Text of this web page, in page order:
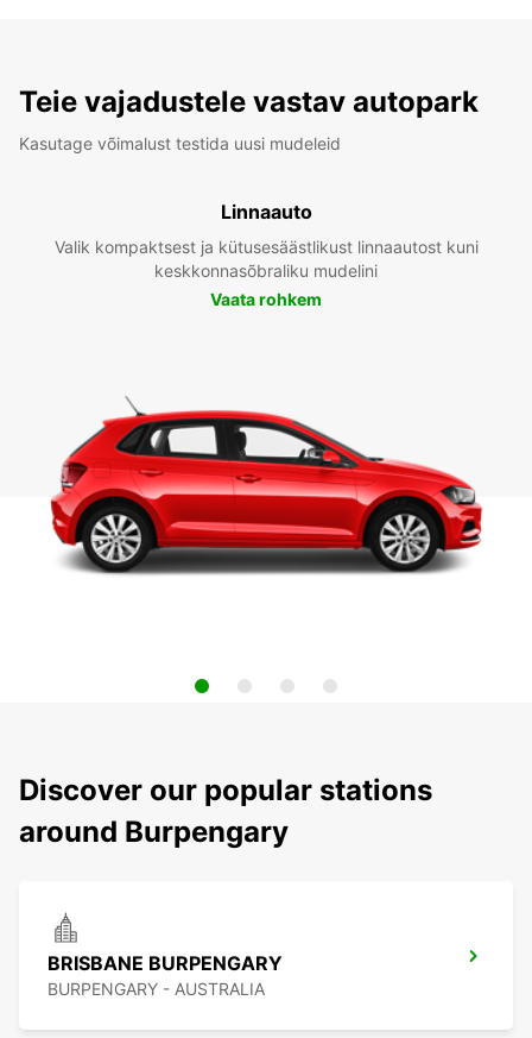
Teie vajadustele vastav autopark
Kasutage võimalust testida uusi mudeleid
Linnaauto
Valik kompaktsest ja kütusesäästlikust linnaautost kuni
keskkonnasõbraliku mudelini
Vaata rohkem
Discover our popular stations
around Burpengary
BRISBANE BURPENGARY
BURPENGARY - AUSTRALIA